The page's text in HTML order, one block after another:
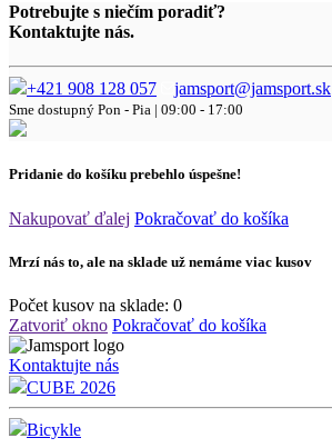
Potrebujte s niečím poradiť?
Kontaktujte nás.
+421 908 128 057 jamsport@jamsport.sk
Sme dostupný Pon - Pia | 09:00 - 17:00
Pridanie do košíku prebehlo úspešne!
Nakupovať ďalej Pokračovať do košíka
Mrzí nás to, ale na sklade už nemáme viac kusov
Počet kusov na sklade: 0
Zatvoriť okno Pokračovať do košíka
Kontaktujte nás
CUBE 2026
Bicykle